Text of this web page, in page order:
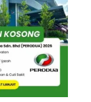
Muda (PJM)
Siri 70/25
Kosong MyStep
Kos Sara
boleh